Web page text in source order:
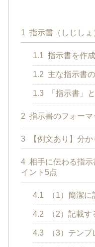
1 指示書（しじしょ
1.1 指示書を作
1.2 主な指示書
1.3 「指示書」
2 指示書のフォー
3 【例文あり】分
4 相手に伝わる指
イント5点
4.1 （1）簡潔に
4.2 （2）記載
4.3 （3）テン